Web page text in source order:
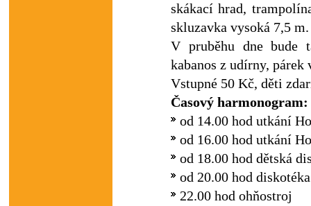
skákací hrad,
skluzavka vysoká 7,5
V pruběhu dne bude
kabanos z udírny,
Vstupné 50 Kč, děti
Časový harmonogram:
od 14.00 hod utkání
od 16.00 hod utkání
od 18.00 hod dětská
od 20.00 hod
22.00 hod ohňostroj